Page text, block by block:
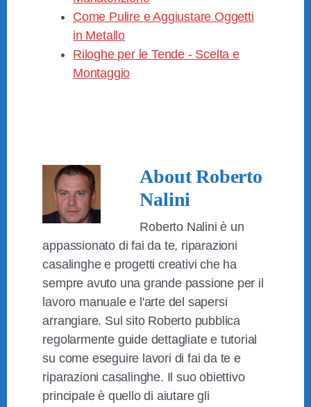
Come Pulire e Aggiustare Oggetti
in Metallo
Riloghe per le Tende - Scelta e
Montaggio
AboutRoberto
Nalini
Roberto Nalini è un
appassionato di fai da te, riparazioni
casalinghe e progetti creativi che ha
sempre avuto una grande passione per il
lavoro manuale e l'arte del sapersi
arrangiare. Sul sito Roberto pubblica
regolarmente guide dettagliate e tutorial
su come eseguire lavori di fai da te e
riparazioni casalinghe. Il suo obiettivo
principale è quello di aiutare gli